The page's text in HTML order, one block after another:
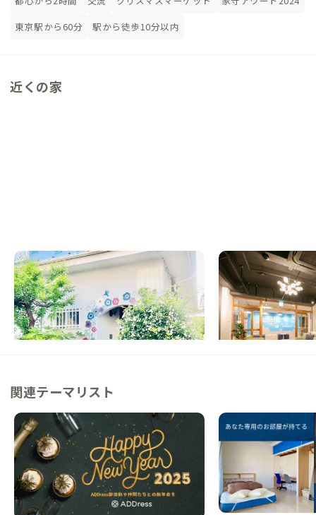
東京駅から60分
駅から徒歩10分以内
近くの家
古淵B邸
神奈川県 シェアハウス
【駅徒歩12分】YOGAやよもぎ蒸しを楽しめ
る癒しの家
この家からの距離 0km
青葉台A邸
神奈川県 シェアハウス
【駅徒歩9分】渋谷
のシェアハウス
この家からの距離 9km
関連テーマリスト